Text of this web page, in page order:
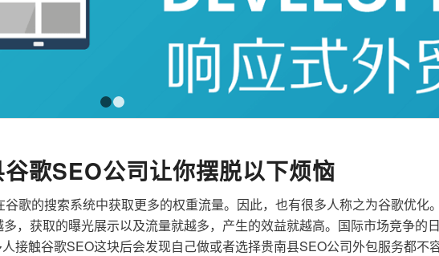
歌SEO公司让你摆脱以下烦恼
歌的搜索系统中获取更多的权重流量。因此，也有很多人称之为谷歌优化
，获取的曝光展示以及流量就越多，产生的效益就越高。国际市场竞争的
接触谷歌SEO这块后会发现自己做或者选择贵南县SEO公司外包服务都不